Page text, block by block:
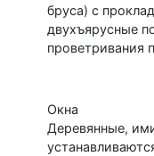
бруса) с
двухъярусные
проветривания
Окна
Деревянные,